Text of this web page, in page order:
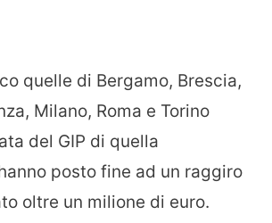
quelle di Bergamo, Brescia,
Milano, Roma e Torino
del GIP di quella
posto fine ad un raggiro
oltre un milione di euro.